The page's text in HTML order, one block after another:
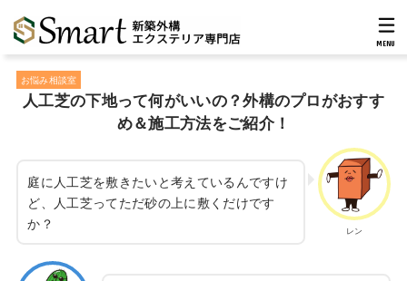
MENU
お悩み相談室
人工芝の下地って何がいいの？外構のプロがおすす
め＆施工方法をご紹介！
レン
庭に人工芝を敷きたいと考えているんですけ
ど、人工芝ってただ砂の上に敷くだけです
か？